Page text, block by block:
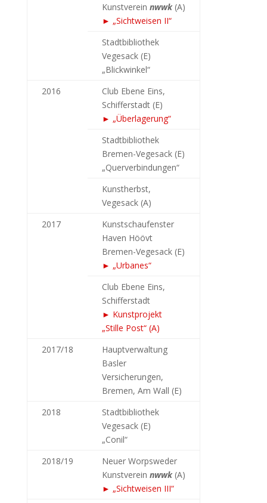
Kunstverein nwwk(A)
► „Sichtweisen II“
Stadtbibliothek
Vegesack (E)
„Blickwinkel“
2016
Club Ebene Eins,
Schifferstadt (E)
► „Überlagerung“
Stadtbibliothek
Bremen-Vegesack (E)
„Querverbindungen“
Kunstherbst,
Vegesack (A)
2017
Kunstschaufenster
Haven Höövt
Bremen-Vegesack (E)
► „Urbanes“
Club Ebene Eins,
Schifferstadt
► Kunstprojekt
„Stille Post“ (A)
2017/18
Hauptverwaltung
Basler
Versicherungen,
Bremen, Am Wall (E)
2018
Stadtbibliothek
Vegesack (E)
„Conil“
2018/19
Neuer Worpsweder
Kunstverein nwwk(A)
► „Sichtweisen III“